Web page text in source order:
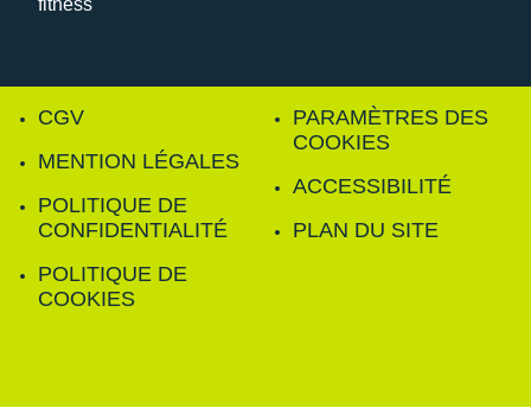
CGV
MENTION LÉGALES
POLITIQUE DE
CONFIDENTIALITÉ
POLITIQUE DE
COOKIES
PARAMÈTRES DES
COOKIES
ACCESSIBILITÉ
PLAN DU SITE